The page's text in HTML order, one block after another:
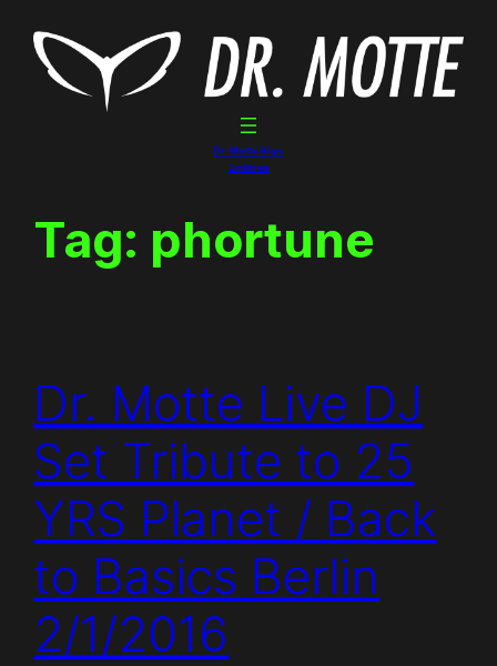
content
Dr. Motte Gigs
Linktree
Tag: phortune
Dr. Motte Live DJ
Set Tribute to 25
YRS Planet / Back
to Basics Berlin
2/1/2016